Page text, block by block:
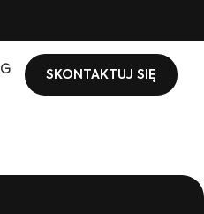
SKONTAKTUJ SIĘ